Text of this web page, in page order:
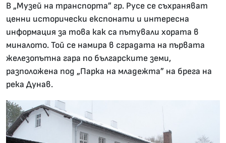
В „Музей на транспорта” гр. Русе се съхраняват
ценни исторически експонати и интересна
информация за това как са пътували хората в
миналото. Той се намира в сградата на първата
железопътна гара по българските земи,
разположена под „Парка на младежта” на брега на
река Дунав.